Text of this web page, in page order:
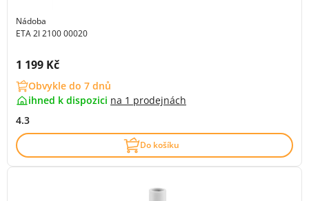
Nádoba
ETA 2l 2100 00020
Cena s DPH:
1 199 Kč
Obvykle do 7 dnů
ihned k dispozici na 1 prodejnách
4.3
Do košíku